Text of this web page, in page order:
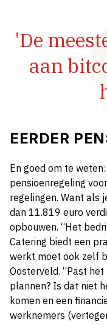
'De
aan
EERDER
En goed om te
pensioenregeling
regelingen. Want als
dan 11.819 euro
opbouwen. “Het
Catering biedt een
werkt moet ook zelf
Oosterveld. “Past
plannen? Is dat niet
komen en een
werknemers